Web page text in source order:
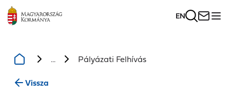
EN
...
Pályázati Felhívás
Vissza